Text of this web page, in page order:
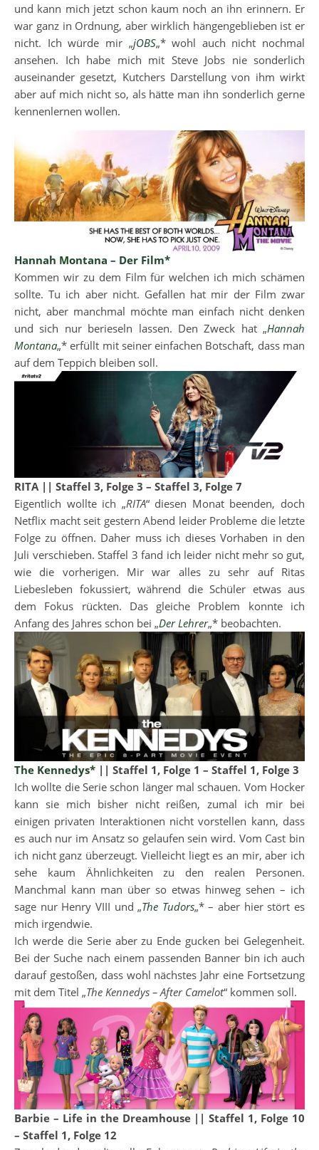
und kann mich jetzt schon kaum noch an ihn erinnern. Er
war ganz in Ordnung, aber wirklich hängengeblieben ist er
nicht. Ich würde mir „jOBS„* wohl auch nicht nochmal
ansehen. Ich habe mich mit Steve Jobs nie sonderlich
auseinander gesetzt, Kutchers Darstellung von ihm wirkt
aber auf mich nicht so, als hätte man ihn sonderlich gerne
kennenlernen wollen.
Hannah Montana – Der Film*
Kommen wir zu dem Film für welchen ich mich schämen
sollte. Tu ich aber nicht. Gefallen hat mir der Film zwar
nicht, aber manchmal möchte man einfach nicht denken
und sich nur berieseln lassen. Den Zweck hat „Hannah
Montana„* erfüllt mit seiner einfachen Botschaft, dass man
auf dem Teppich bleiben soll.
RITA || Staffel 3, Folge 3 – Staffel 3, Folge 7
Eigentlich wollte ich „RITA“ diesen Monat beenden, doch
Netflix macht seit gestern Abend leider Probleme die letzte
Folge zu öffnen. Daher muss ich dieses Vorhaben in den
Juli verschieben. Staffel 3 fand ich leider nicht mehr so gut,
wie die vorherigen. Mir war alles zu sehr auf Ritas
Liebesleben fokussiert, während die Schüler etwas aus
dem Fokus rückten. Das gleiche Problem konnte ich
Anfang des Jahres schon bei „Der Lehrer„* beobachten.
The Kennedys* || Staffel 1, Folge 1 – Staffel 1, Folge 3
Ich wollte die Serie schon länger mal schauen. Vom Hocker
kann sie mich bisher nicht reißen, zumal ich mir bei
einigen privaten Interaktionen nicht vorstellen kann, dass
es auch nur im Ansatz so gelaufen sein wird. Vom Cast bin
ich nicht ganz überzeugt. Vielleicht liegt es an mir, aber ich
sehe kaum Ähnlichkeiten zu den realen Personen.
Manchmal kann man über so etwas hinweg sehen – ich
sage nur Henry VIII und „The Tudors„* – aber hier stört es
mich irgendwie.
Ich werde die Serie aber zu Ende gucken bei Gelegenheit.
Bei der Suche nach einem passenden Banner bin ich auch
darauf gestoßen, dass wohl nächstes Jahr eine Fortsetzung
mit dem Titel „The Kennedys – After Camelot“ kommen soll.
Barbie – Life in the Dreamhouse || Staffel 1, Folge 10
– Staffel 1, Folge 12